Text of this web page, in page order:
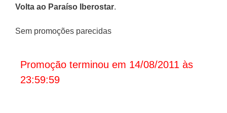
Volta ao Paraíso Iberostar.
Sem promoções parecidas
Promoção terminou em 14/08/2011 às
23:59:59